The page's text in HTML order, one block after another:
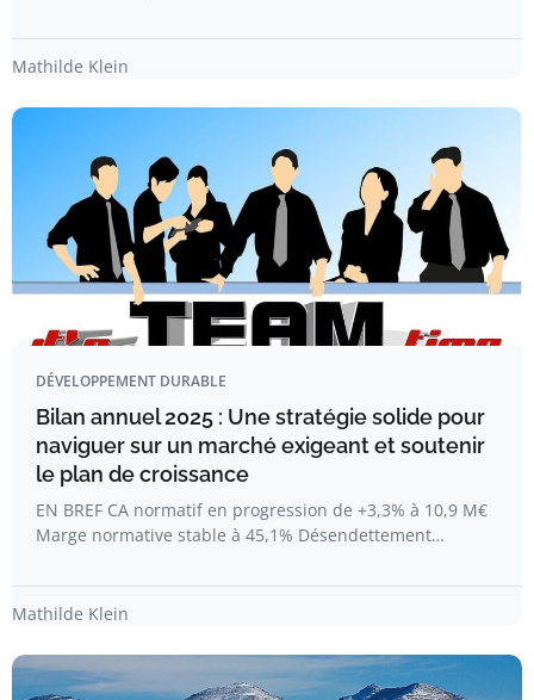
Mathilde Klein
DÉVELOPPEMENT DURABLE
Bilan annuel 2025 : Une stratégie solide pour
naviguer sur un marché exigeant et soutenir
le plan de croissance
EN BREF CA normatif en progression de +3,3% à 10,9 M€
Marge normative stable à 45,1% Désendettement…
Mathilde Klein